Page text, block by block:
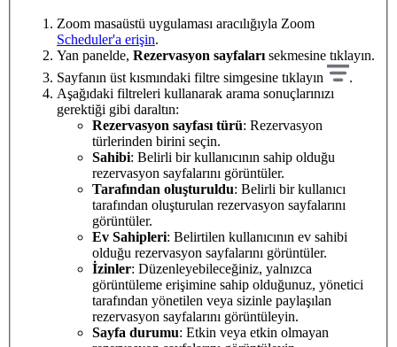
Zoom masaüstü uygulaması aracılığıyla Zoom
Scheduler'a erişin.
Yan panelde, Rezervasyon sayfaları sekmesine tıklayın.
Sayfanın üst kısmındaki filtre simgesine tıklayın
.
Aşağıdaki filtreleri kullanarak arama sonuçlarınızı
gerektiği gibi daraltın:
Rezervasyon sayfası türü: Rezervasyon
türlerinden birini seçin.
Sahibi: Belirli bir kullanıcının sahip olduğu
rezervasyon sayfalarını görüntüler.
Tarafından oluşturuldu: Belirli bir kullanıcı
tarafından oluşturulan rezervasyon sayfalarını
görüntüler.
Ev Sahipleri: Belirtilen kullanıcının ev sahibi
olduğu rezervasyon sayfalarını görüntüler.
İzinler: Düzenleyebileceğiniz, yalnızca
görüntüleme erişimine sahip olduğunuz, yönetici
tarafından yönetilen veya sizinle paylaşılan
rezervasyon sayfalarını görüntüleyin.
Sayfa durumu: Etkin veya etkin olmayan